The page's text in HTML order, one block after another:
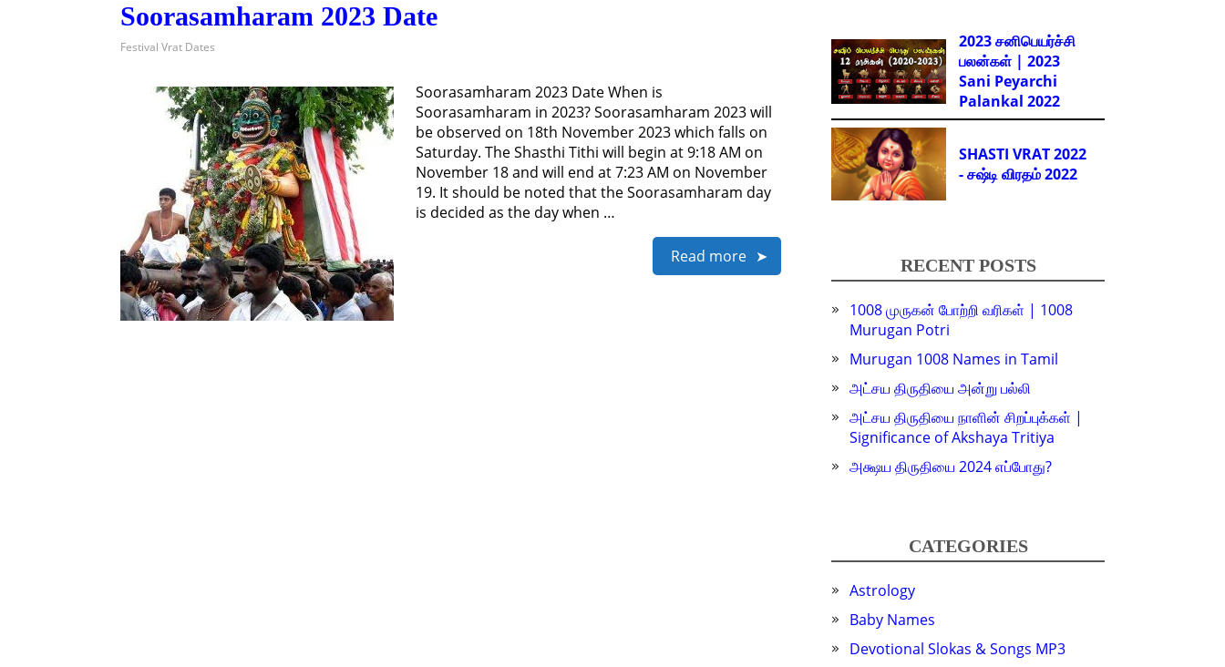
Soorasamharam 2023 Date
Festival Vrat Dates
Soorasamharam 2023 Date When is
Soorasamharam in 2023? Soorasamharam 2023 will
be observed on 18th November 2023 which falls on
Saturday. The Shasthi Tithi will begin at 9:18 AM on
November 18 and will end at 7:23 AM on November
19. It should be noted that the Soorasamharam day
is decided as the day when …
Read more
2023 சனிபெயர்ச்சி
பலன்கள் | 2023
Sani Peyarchi
Palankal 2022
SHASTI VRAT 2022
- சஷ்டி விரதம் 2022
RECENT POSTS
1008 முருகன் போற்றி வரிகள் | 1008
Murugan Potri
Murugan 1008 Names in Tamil
அட்சய திருதியை அன்று பல்லி
அட்சய திருதியை நாளின் சிறப்புக்கள் |
Significance of Akshaya Tritiya
அக்ஷய திருதியை 2024 எப்போது?
CATEGORIES
Astrology
Baby Names
Devotional Slokas & Songs MP3